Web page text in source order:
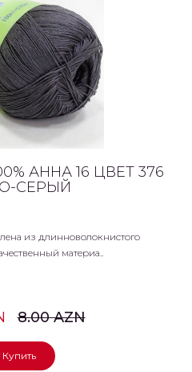
АННА 16 ЦВЕТ 376
СЕРЫЙ
из длинноволокнистого
материа..
8.00 AZN
Купить